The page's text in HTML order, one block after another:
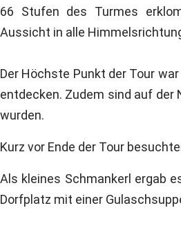
66 Stufen des Turmes
Aussicht in alle
Der Höchste Punkt der Tour
entdecken. Zudem sind auf
wurden.
Kurz vor Ende der Tour
Als kleines Schmankerl ergab
Dorfplatz mit einer